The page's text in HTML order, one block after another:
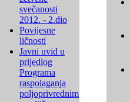
svečanosti
2012. - 2.dio
Povijesne
ličnosti
Javni uvid u
prijedlog
Programa
raspolaganja
poljoprivrednim